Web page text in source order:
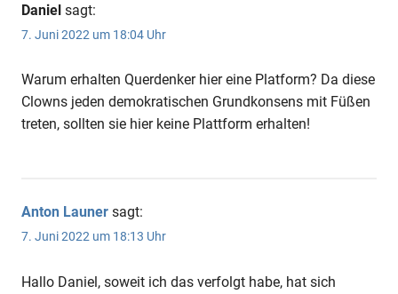
Daniel sagt:
7. Juni 2022 um 18:04 Uhr
Warum erhalten Querdenker hier eine Platform? Da diese
Clowns jeden demokratischen Grundkonsens mit Füßen
treten, sollten sie hier keine Plattform erhalten!
Anton Launer sagt:
7. Juni 2022 um 18:13 Uhr
Hallo Daniel, soweit ich das verfolgt habe, hat sich